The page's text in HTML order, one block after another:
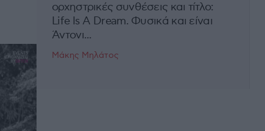
ορχηστρικές συνθέσεις και τίτλο:
Life Is A Dream. Φυσικά και είναι
Άντονι...
Μάκης Μηλάτος